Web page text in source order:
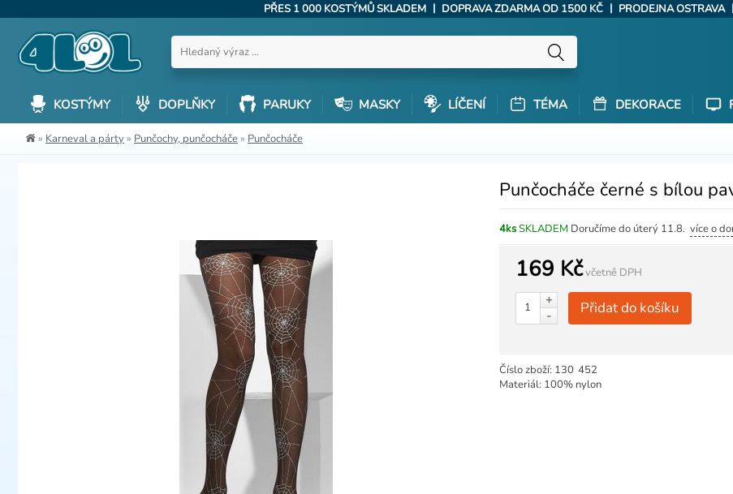
PŘES 1 000 KOSTÝMŮ SKLADEM | DOPRAVA ZDARMA OD 1500 KČ | PRODEJNA OSTRAVA |
KOSTÝMY DOPLŇKY PARUKY MASKY LÍČENÍ TÉMA DEKORACE
» Karneval a párty» Punčochy, punčocháče» Punčocháče
Punčocháče černé s bílou
4ksSKLADEM Doručíme do úterý 11.8.více o
169 Kčvčetně DPH
+
-
Přidat do košíku
Číslo zboží: 130 452
Materiál: 100% nylon